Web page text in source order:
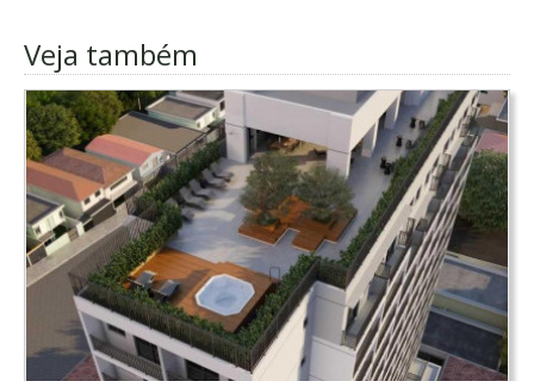
Veja também